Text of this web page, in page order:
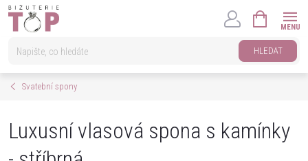
Přejít
HLEDAT
KOŠÍK
Svatební spony
Luxusní vlasová spona s kamínky